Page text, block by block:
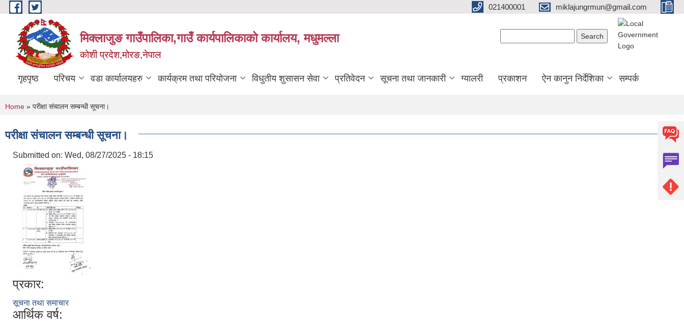
Skip to main content 021400001 miklajungrmun@gmail.com
मिक्लाजुङ गाउँपालिका,गाउँ कार्यपालिकाको कार्यालय, मधुमल्ला
कोशी प्रदेश,मोरङ,नेपाल
गृहपृष्ठ परिचय वडा कार्यालयहरु कार्यक्रम तथा परियोजना विधुतीय शुसासन सेवा प्रतिवेदन सूचना तथा जानकारी ग्यालरी प्रकाशन ऐन कानुन निर्देशिका सम्पर्क
You are here
Home » परीक्षा संचालन सम्बन्धी सूचना।
परीक्षा संचालन सम्बन्धी सूचना।
Submitted on: Wed, 08/27/2025 - 18:15
प्रकार:
सूचना तथा समाचार
आर्थिक वर्ष: